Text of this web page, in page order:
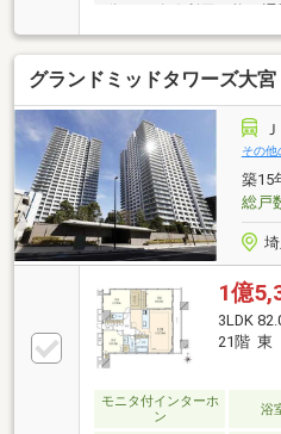
利な立地・マルイ・そ
スーパー・コンビニ・
環境充実・南向きバルコ
西側には氷川参道の緑
室に収納を確保し、約
すっきり整理可能・複
エネ性にも配慮・オー
BOX、ペット飼育可（細
グランドミッドタワーズ大
その他
築15
総戸
1億
3LDK
21階 東
モニタ付インターホ
ン
浴